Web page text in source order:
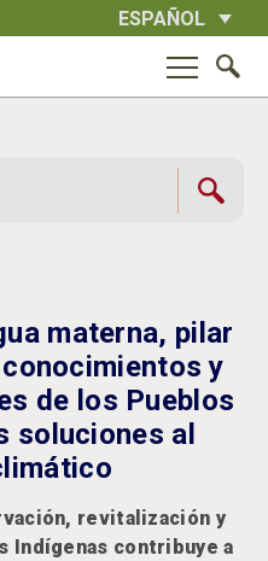
ESPAÑOL
materna, pilar
y
de los Pueblos
soluciones al
revitalización y
Indígenas contribuye a